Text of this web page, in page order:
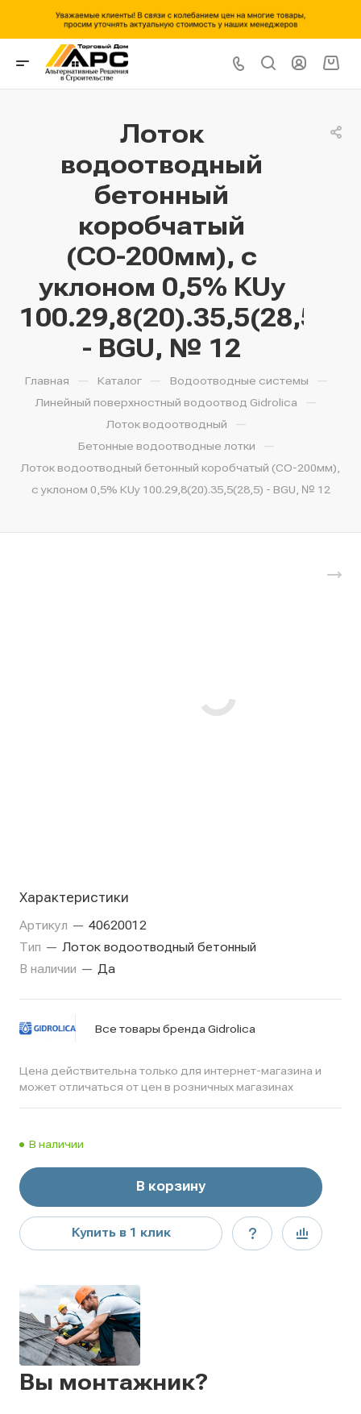
Лоток
водоотводный
бетонный
коробчатый
(СО-200мм), с
уклоном 0,5% КUу
100.29,8(20).35,5(28,5)
- BGU, № 12
Главная — Каталог — Водоотводные системы —
Линейный поверхностный водоотвод Gidrolica —
Лоток водоотводный —
Бетонные водоотводные лотки —
Лоток водоотводный бетонный коробчатый (СО-200мм),
с уклоном 0,5% КUу 100.29,8(20).35,5(28,5) - BGU, № 12
Характеристики
Артикул — 40620012
Тип — Лоток водоотводный бетонный
В наличии — Да
Все товары бренда Gidrolica
Цена действительна только для интернет-магазина и
может отличаться от цен в розничных магазинах
В наличии
В корзину
Купить в 1 клик
Вы монтажник?